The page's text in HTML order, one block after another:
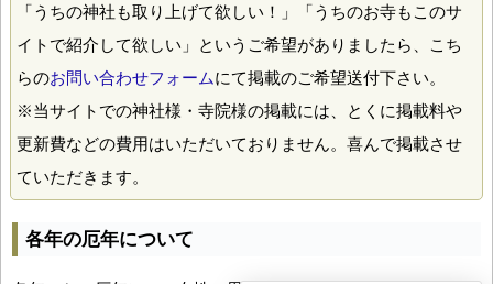
「うちの神社も取り上げて欲しい！」「うちのお寺もこのサ
イトで紹介して欲しい」というご希望がありましたら、こち
らのお問い合わせフォームにて掲載のご希望送付下さい。
※当サイトでの神社様・寺院様の掲載には、とくに掲載料や
更新費などの費用はいただいておりません。喜んで掲載させ
ていただきます。
各年の厄年について